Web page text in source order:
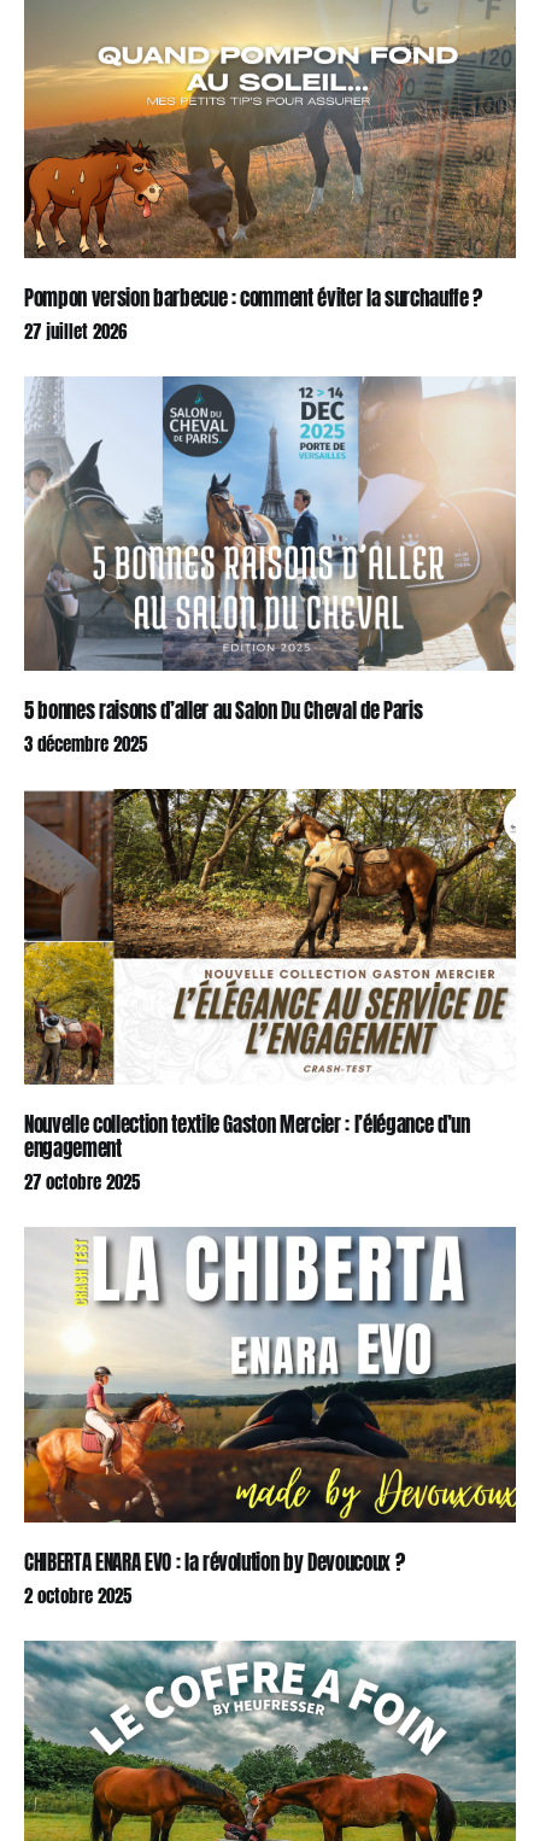
Pompon version barbecue : comment éviter la surchauffe ?
27 juillet 2026
5 bonnes raisons d’aller au Salon Du Cheval de Paris
3 décembre 2025
Nouvelle collection textile Gaston Mercier : l’élégance d’un
engagement
27 octobre 2025
CHIBERTA ENARA EVO : la révolution by Devoucoux ?
2 octobre 2025